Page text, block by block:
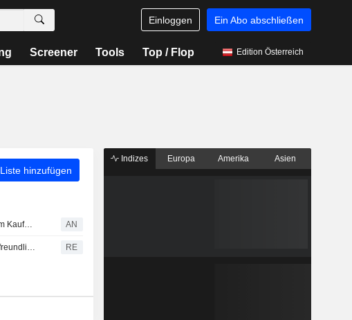
Einloggen Ein Abo abschließen
Screener Tools Top / Flop Edition Österreich
hinzufügen
Europäische Börsen im Kaufmodus; neuer Rekord für den MIB AN
Börse Mailand startet freundlich, Bankenrally nach Halbjahreszahlen, Dovalue bricht ein RE
Indizes Europa Amerika Asien